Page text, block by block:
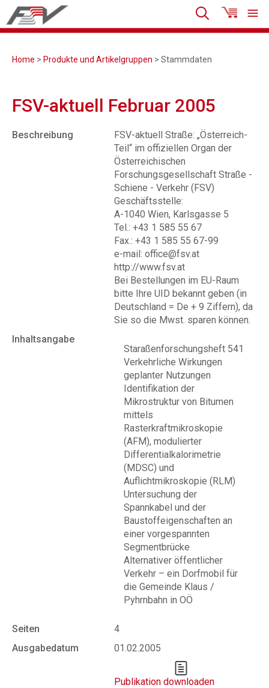
Home > Produkte und Artikelgruppen > Stammdaten
FSV-aktuell Februar 2005
Beschreibung
FSV-aktuell Straße: „Österreich-
Teil“ im offiziellen Organ der
Österreichischen
Forschungsgesellschaft Straße -
Schiene - Verkehr (FSV)
Geschäftsstelle:
A-1040 Wien, Karlsgasse 5
Tel.: +43 1 585 55 67
Fax.: +43 1 585 55 67-99
e-mail: office@fsv.at
http://www.fsv.at
Bei Bestellungen im EU-Raum
bitte Ihre UID bekannt geben (in
Deutschland = De + 9 Ziffern), da
Sie so die Mwst. sparen können.
Inhaltsangabe
Staraßenforschungsheft 541
Verkehrliche Wirkungen
geplanter Nutzungen
Identifikation der
Mikrostruktur von Bitumen
mittels
Rasterkraftmikroskopie
(AFM), modulierter
Differentialkalorimetrie
(MDSC) und
Auflichtmikroskopie (RLM)
Untersuchung der
Spannkabel und der
Baustoffeigenschaften an
einer vorgespannten
Segmentbrücke
Alternativer öffentlicher
Verkehr – ein Dorfmobil für
die Gemeinde Klaus /
Pyhrnbahn in OÖ
Seiten
4
Ausgabedatum
01.02.2005
Publikation downloaden